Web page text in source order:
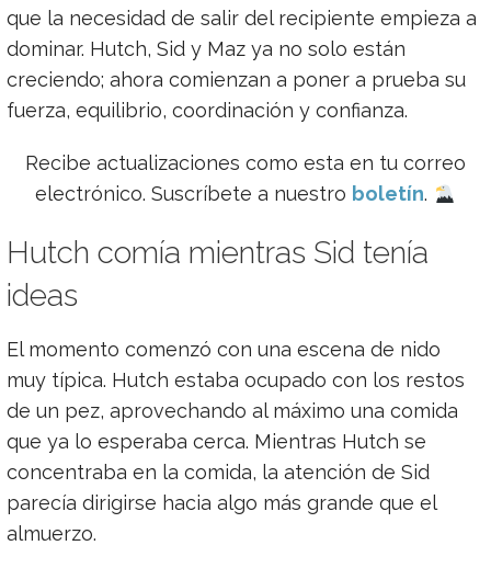
que la necesidad de salir del recipiente empieza a
dominar. Hutch, Sid y Maz ya no solo están
creciendo; ahora comienzan a poner a prueba su
fuerza, equilibrio, coordinación y confianza.
Recibe actualizaciones como esta en tu correo
electrónico. Suscríbete a nuestro boletín.
Hutch comía mientras Sid tenía
ideas
El momento comenzó con una escena de nido
muy típica. Hutch estaba ocupado con los restos
de un pez, aprovechando al máximo una comida
que ya lo esperaba cerca. Mientras Hutch se
concentraba en la comida, la atención de Sid
parecía dirigirse hacia algo más grande que el
almuerzo.